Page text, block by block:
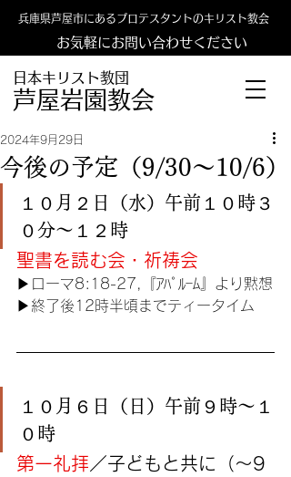
日本キリスト教団
​​芦屋岩園教会
兵庫県芦屋市にあるプロテスタントのキリスト教会
お気軽にお問い合わせください
今後の予定（9/30〜10/6）
2024年9月29日
１０月２日（水）午前１０時３
０分〜１２時
聖書を読む会・祈祷会
▶︎ ローマ8:18-27,『ｱﾊﾟﾙｰﾑ』より黙想
▶︎終了後12時半頃までティータイム
１０月６日（日）午前９時〜１
０時
第一礼拝 ／子どもと共に（〜9